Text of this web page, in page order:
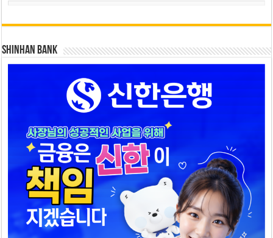
SHINHAN BANK